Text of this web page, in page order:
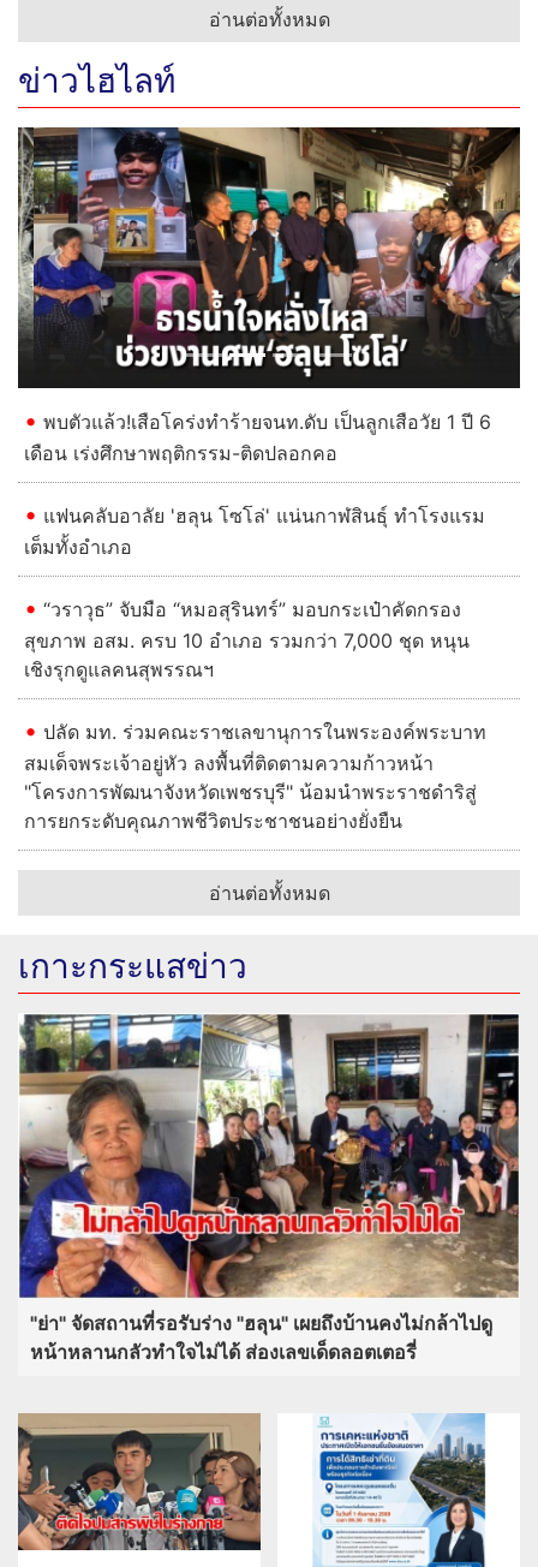
อ่านต่อทั้งหมด
ข่าวไฮไลท์
Previous Next
พบตัวแล้ว!เสือโคร่งทำร้ายจนท.ดับ เป็นลูกเสือวัย 1 ปี 6
เดือน เร่งศึกษาพฤติกรรม-ติดปลอกคอ
แฟนคลับอาลัย 'ฮลุน โซโล่' แน่นกาฬสินธุ์ ทำโรงแรม
เต็มทั้งอำเภอ
“วราวุธ” จับมือ “หมอสุรินทร์” มอบกระเป๋าคัดกรอง
สุขภาพ อสม. ครบ 10 อำเภอ รวมกว่า 7,000 ชุด หนุน
เชิงรุกดูแลคนสุพรรณฯ
ปลัด มท. ร่วมคณะราชเลขานุการในพระองค์พระบาท
สมเด็จพระเจ้าอยู่หัว ลงพื้นที่ติดตามความก้าวหน้า
"โครงการพัฒนาจังหวัดเพชรบุรี" น้อมนำพระราชดำริสู่
การยกระดับคุณภาพชีวิตประชาชนอย่างยั่งยืน
อ่านต่อทั้งหมด
เกาะกระแสข่าว
"ย่า" จัดสถานที่รอรับร่าง "ฮลุน" เผยถึงบ้านคงไม่กล้าไปดู
หน้าหลานกลัวทำใจไม่ได้ ส่องเลขเด็ดลอตเตอรี่